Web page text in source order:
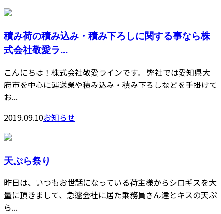
積み荷の積み込み・積み下ろしに関する事なら株
式会社敬愛ラ...
こんにちは！株式会社敬愛ラインです。 弊社では愛知県大
府市を中心に運送業や積み込み・積み下ろしなどを手掛けて
お...
2019.09.10お知らせ
天ぷら祭り
昨日は、いつもお世話になっている荷主様からシロギスを大
量に頂きまして、急遽会社に居た乗務員さん達とキスの天ぷ
ら...